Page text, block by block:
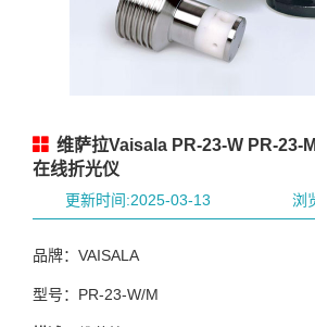
维萨拉Vaisala PR-23-W PR-23-
在线折光仪
更新时间:2025-03-13 浏
品牌：VAISALA
型号：PR-23-W/M